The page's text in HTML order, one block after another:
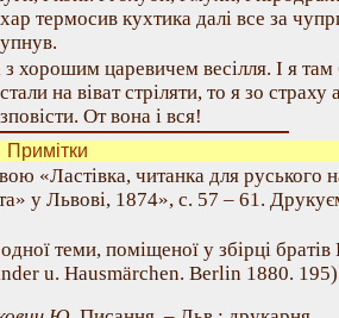
термосив кухтика далі все за
хорошим царевичем весілля. І я там
на віват стріляти, то я зо страху
От вона і вся!
Примітки
«Ластівка, читанка для руського
у Львові, 1874», с. 57 – 61.
теми, поміщеної у збірці братів
u. Hausmärchen. Berlin 1880.